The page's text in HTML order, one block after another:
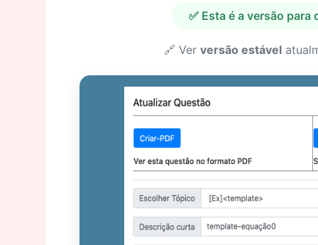
✅ Esta é a versão
🔗 Ver versão estável